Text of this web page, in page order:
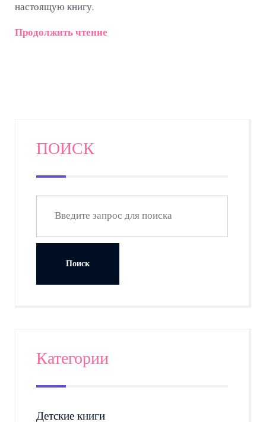
настоящую книгу.
Продолжить чтение
ПОИСК
Категории
Детские книги